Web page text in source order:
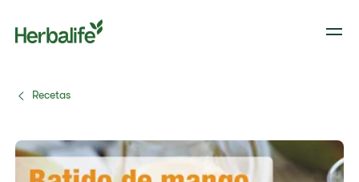
Recetas